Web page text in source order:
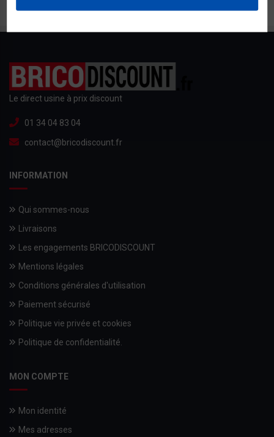
Le direct usine à prix discount
01 34 04 83 04
contact@bricodiscount.fr
INFORMATION
Qui sommes-nous
Livraisons
Les engagements BRICODISCOUNT
Mentions légales
Conditions générales d'utilisation
Paiement sécurisé
Politique vie privée et cookies
Politique de confidentialité.
MON COMPTE
Mon identité
Mes adresses